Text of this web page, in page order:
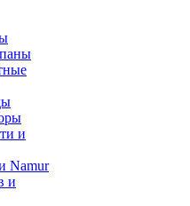
и
Namur
и